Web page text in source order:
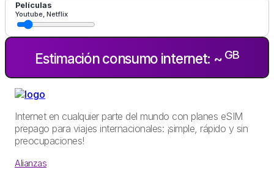
Películas
Youtube, Netflix
Estimación consumo internet: ~ GB
Internet en cualquier parte del mundo con planes eSIM
prepago para viajes internacionales: ¡simple, rápido y sin
preocupaciones!
Alianzas